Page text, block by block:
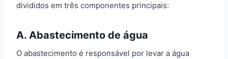
divididos em três componentes principais:
A. Abastecimento de água
O abastecimento é responsável por levar a água